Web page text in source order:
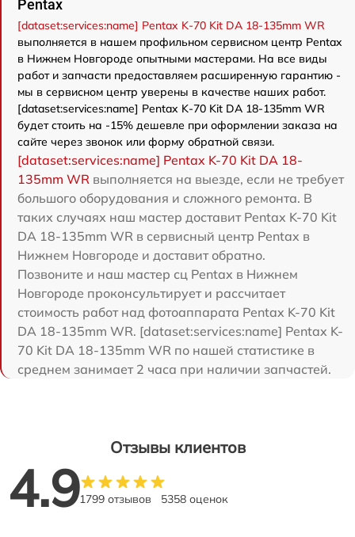
Pentax
[dataset:services:name] Pentax K-70 Kit DA 18-135mm WR
выполняется в нашем профильном сервисном центр Pentax
в Нижнем Новгороде опытными мастерами. На все виды
работ и запчасти предоставляем расширенную гарантию -
мы в сервисном центр уверены в качестве наших работ.
[dataset:services:name] Pentax K-70 Kit DA 18-135mm WR
будет стоить на -15% дешевле при оформлении заказа на
сайте через звонок или форму обратной связи.
[dataset:services:name] Pentax K-70 Kit DA 18-
135mm WR выполняется на выезде, если не требует
большого оборудования и сложного ремонта. В
таких случаях наш мастер доставит Pentax K-70 Kit
DA 18-135mm WR в сервисный центр Pentax в
Нижнем Новгороде и доставит обратно.
Позвоните и наш мастер сц Pentax в Нижнем
Новгороде проконсультирует и рассчитает
стоимость работ над фотоаппарата Pentax K-70 Kit
DA 18-135mm WR. [dataset:services:name] Pentax K-
70 Kit DA 18-135mm WR по нашей статистике в
среднем занимает 2 часа при наличии запчастей.
Отзывы клиентов
4.91799 отзывов 5358 оценок